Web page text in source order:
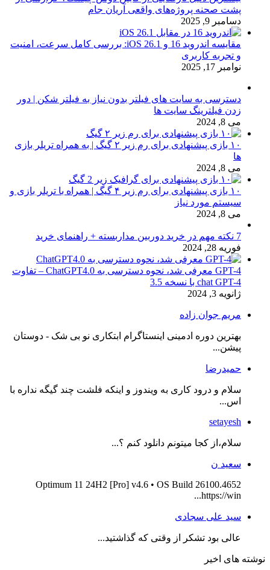
پشت صحنه پروژه‌های واقعی آریان جام
دسامبر 9, 2025
مقایسه اندروید 16 و iOS 26.1: بررسی کامل سرعت، امنیت
و تجربه کاربری
نوامبر 17, 2025
دسترسی به سایت های فیلتر بدون نیاز به فیلتر شکن | دور
زدن فیلترینگ سایت ها
می 8, 2024
۱۰ بازی پیشنهادی برای رم زیر ۲ گیگ | به همراه تریلر بازی
ها
می 8, 2024
۱۰ بازی پیشنهادی برای رم زیر ۴ گیگ | همراه با تریلر بازی و
سیستم مورد نیاز
می 8, 2024
7 نکته مهم در خرید دوربین مداربسته + راهنمای خرید
فوریه 28, 2024
GPT-4 معرفی شد، نحوه دسترسی به ChatGPT4.0 – تفاوت
chat GPT-4 با نسخه 3.5
ژانویه 3, 2024
مریم جوان زاده
بهترین دوره ادمینی اینستاگرام ابتکاری نو بی شک - دوستان
پیشن...
حمیدرضا
سلام و درود کاری به ویندوز و اینکه فلشت چند گیگه نداره با
اس...
setayesh
سلام،از کجا میتونم دانلود کنم ؟...
سعید ن
Optimum 11 24H2 [Pro] v4.6 • OS Build 26100.4652
https://win...
سید علی سجادی
عالی بود تشکر از وقتی که گذاشتید...
نوشته های اخیر